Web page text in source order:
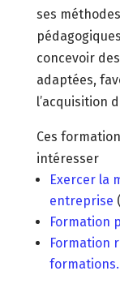
ses
concevoir
adaptées,
l’acquisition
Ces
intéresser
Exercer la
entreprise
Formation
Formation
formations.